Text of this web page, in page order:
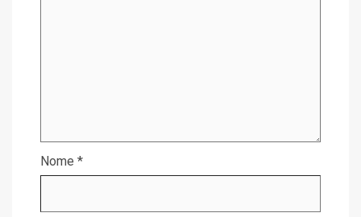
Nome *